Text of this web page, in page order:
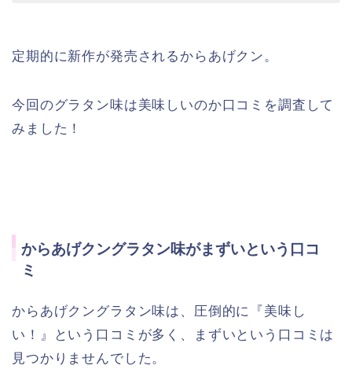
定期的に新作が発売されるからあげクン。
今回のグラタン味は美味しいのか口コミを調査して
みました！
からあげクングラタン味がまずいという口コ
ミ
からあげクングラタン味は、圧倒的に『美味し
い！』という口コミが多く、まずいという口コミは
見つかりませんでした。